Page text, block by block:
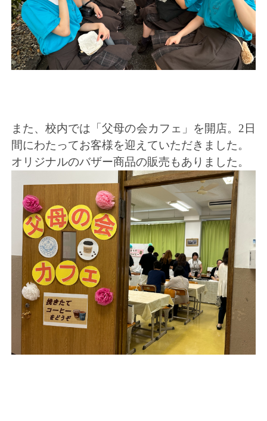
また、校内では「父母の会カフェ」を開店。2日
間にわたってお客様を迎えていただきました。
オリジナルのバザー商品の販売もありました。